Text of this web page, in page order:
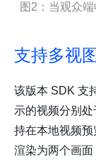
图2：当观众
支持多视
该版本 SDK 支
示的视频分别
持在本地视频
渲染为两个画